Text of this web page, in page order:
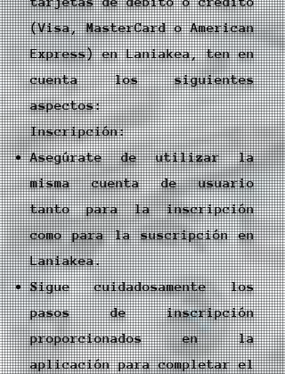
(Visa, MasterCard o American
Express) en Laniakea, ten en
cuenta los siguientes
aspectos:
Inscripción:
Asegúrate de utilizar la
misma cuenta de usuario
tanto para la inscripción
como para la suscripción en
Laniakea.
Sigue cuidadosamente los
pasos de inscripción
proporcionados en la
aplicación para completar el